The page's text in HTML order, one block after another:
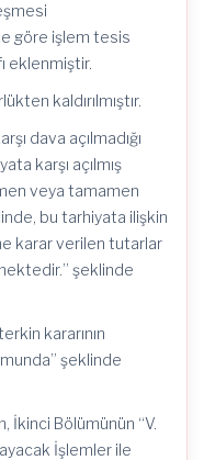
göre işlem tesis
eklenmiştir.
kaldırılmıştır.
dava açılmadığı
karşı açılmış
veya tamamen
bu tarhiyata ilişkin
karar verilen tutarlar
şeklinde
kararının
şeklinde
İkinci Bölümünün “V.
İşlemler ile